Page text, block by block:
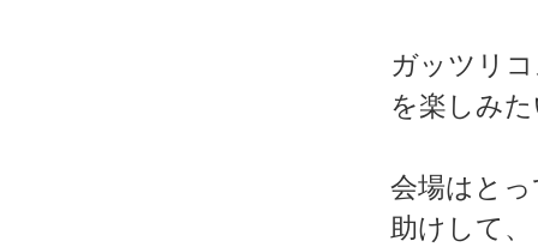
ガッツリ
を楽しみ
会場はと
助けして、